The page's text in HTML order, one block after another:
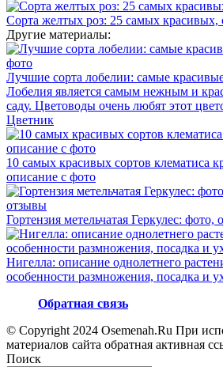
Сорта желтых роз: 25 самых красивых,
Другие материалы:
Лучшие сорта лобелии: самые
Лобелия является самым нежным и
саду. Цветоводы очень любят этот
Цветник
10 самых красивых сортов клематиса
описание с фото
Гортензия метельчатая Геркулес:
Нигелла: описание однолетнего
особенности размножения, посадка и
Обратная связь
© Copyright 2024 Osemenah.Ru При
материалов сайта обратная активная
Поиск